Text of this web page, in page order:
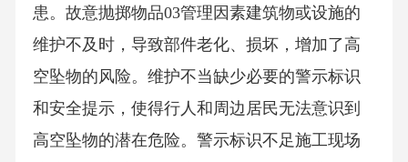
患。故意抛掷物品03管理因素建筑物或设施的
维护不及时，导致部件老化、损坏，增加了高
空坠物的风险。维护不当缺少必要的警示标识
和安全提示，使得行人和周边居民无法意识到
高空坠物的潜在危险。警示标识不足施工现场